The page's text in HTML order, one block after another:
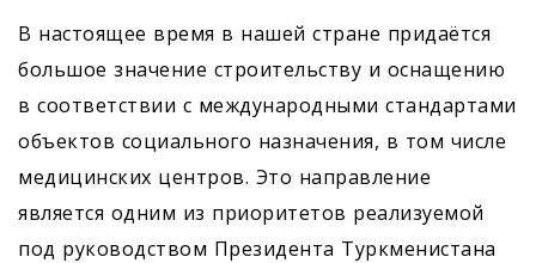
В настоящее время в нашей стране придаётся
большое значение строительству и оснащению
в соответствии с международными стандартами
объектов социального назначения, в том числе
медицинских центров. Это направление
является одним из приоритетов реализуемой
под руководством Президента Туркменистана